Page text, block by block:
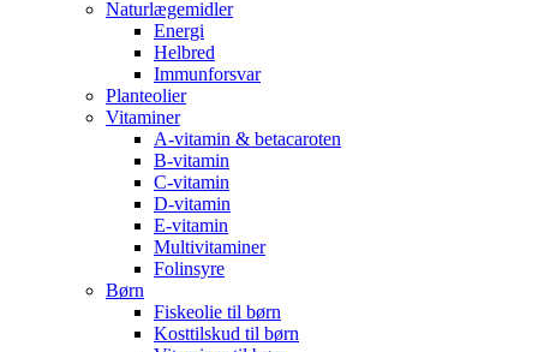
Naturlægemidler
Energi
Helbred
Immunforsvar
Planteolier
Vitaminer
A-vitamin & betacaroten
B-vitamin
C-vitamin
D-vitamin
E-vitamin
Multivitaminer
Folinsyre
Børn
Fiskeolie til børn
Kosttilskud til børn